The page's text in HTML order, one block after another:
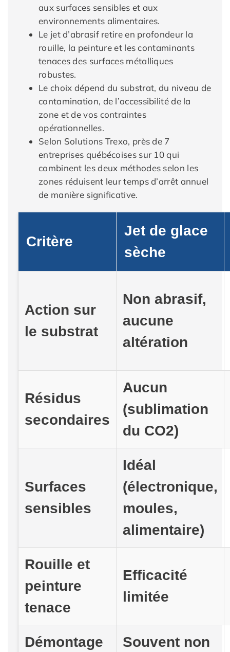
aux surfaces sensibles et aux
environnements alimentaires.
Le jet d’abrasif retire en profondeur la
rouille, la peinture et les contaminants
tenaces des surfaces métalliques
robustes.
Le choix dépend du substrat, du niveau de
contamination, de l’accessibilité de la
zone et de vos contraintes
opérationnelles.
Selon Solutions Trexo, près de 7
entreprises québécoises sur 10 qui
combinent les deux méthodes selon les
zones réduisent leur temps d’arrêt annuel
de manière significative.
Critère
Jet de glace
sèche
Action sur
le substrat
Non abrasif,
aucune
altération
Résidus
secondaires
Aucun
(sublimation
du CO2)
Surfaces
sensibles
Idéal
(électronique,
moules,
alimentaire)
Rouille et
peinture
tenace
Efficacité
limitée
Démontage Souvent non